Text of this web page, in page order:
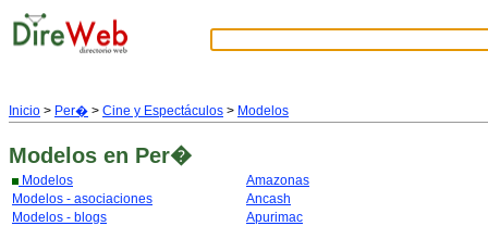
Inicio > Per� > Cine y Espectáculos > Modelos
Modelos en Per�
Modelos
Modelos - asociaciones
Modelos - blogs
Amazonas
Ancash
Apurimac